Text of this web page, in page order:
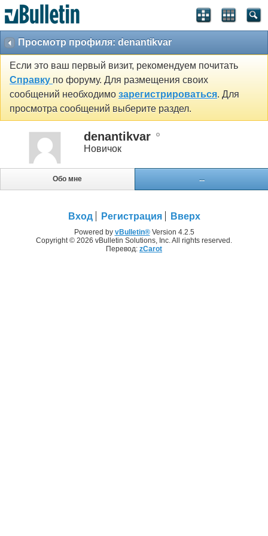
Просмотр профиля: denantikvar
Если это ваш первый визит, рекомендуем почитать
Справку по форуму. Для размещения своих
сообщений необходимо зарегистрироваться. Для
просмотра сообщений выберите раздел.
denantikvar
Новичок
Обо мне ...
Вход Регистрация Вверх
Powered by vBulletin®Version 4.2.5
Copyright © 2026 vBulletin Solutions, Inc. All rights reserved.
Перевод: zCarot